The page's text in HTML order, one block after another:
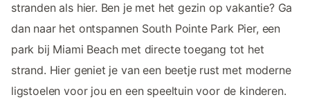
stranden als hier. Ben je met het gezin op vakantie? Ga
dan naar het ontspannen South Pointe Park Pier, een
park bij Miami Beach met directe toegang tot het
strand. Hier geniet je van een beetje rust met moderne
ligstoelen voor jou en een speeltuin voor de kinderen.